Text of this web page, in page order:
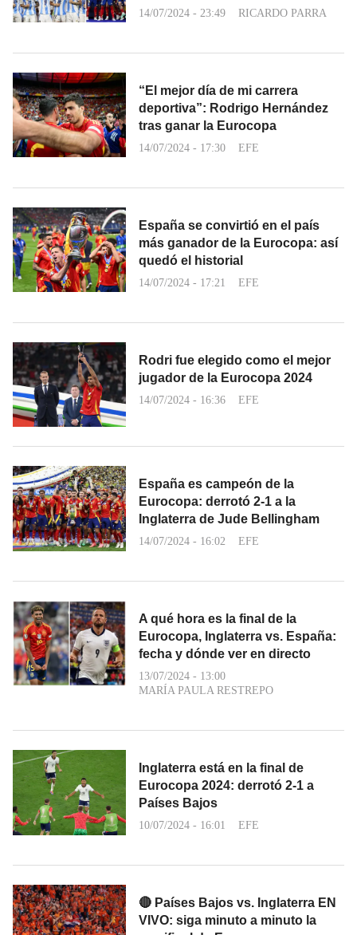
14/07/2024 - 23:49 RICARDO PARRA
“El mejor día de mi carrera
deportiva”: Rodrigo Hernández
tras ganar la Eurocopa
14/07/2024 - 17:30 EFE
España se convirtió en el país
más ganador de la Eurocopa: así
quedó el historial
14/07/2024 - 17:21 EFE
Rodri fue elegido como el mejor
jugador de la Eurocopa 2024
14/07/2024 - 16:36 EFE
España es campeón de la
Eurocopa: derrotó 2-1 a la
Inglaterra de Jude Bellingham
14/07/2024 - 16:02 EFE
A qué hora es la final de la
Eurocopa, Inglaterra vs. España:
fecha y dónde ver en directo
13/07/2024 - 13:00
MARÍA PAULA RESTREPO
Inglaterra está en la final de
Eurocopa 2024: derrotó 2-1 a
Países Bajos
10/07/2024 - 16:01 EFE
🔴 Países Bajos vs. Inglaterra EN
VIVO: siga minuto a minuto la